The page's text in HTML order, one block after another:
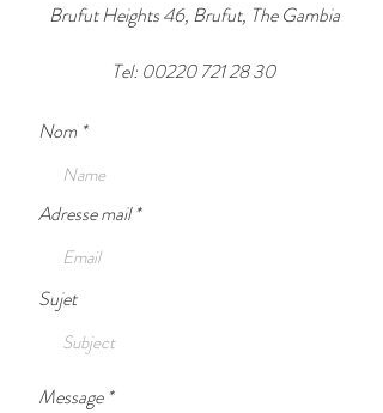
Brufut Heights 46, Brufut, The Gambia
Tel: 00220 721 28 30
Nom
Adresse mail
Sujet
Message